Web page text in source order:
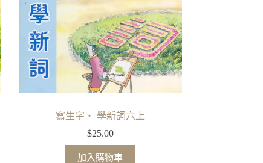
寫生字‧ 學新詞六上
$25.00
加入購物車